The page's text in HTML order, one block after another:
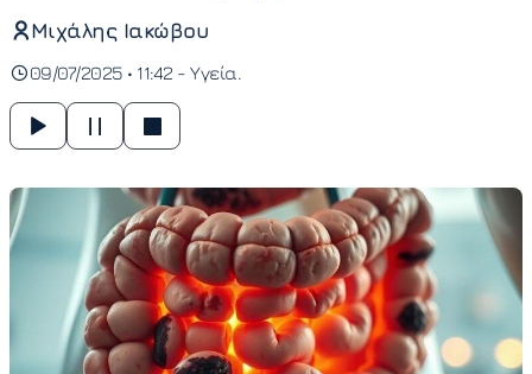
Μιχάλης Ιακώβου
09/07/2025 • 11:42 - Υγεία